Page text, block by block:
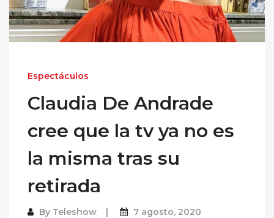
Espectáculos
Claudia De Andrade
cree que la tv ya no es
la misma tras su
retirada
By Teleshow 7 agosto, 2020